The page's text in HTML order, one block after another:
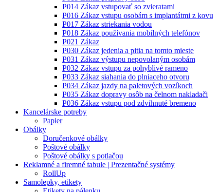
P014 Zákaz vstupovať so zvieratami
P016 Zákaz vstupu osobám s implantátmi z kovu
P017 Zákaz striekania vodou
P018 Zákaz používania mobilných telefónov
P021 Zákaz
P030 Zákaz jedenia a pitia na tomto mieste
P031 Zákaz výstupu nepovolaným osobám
P032 Zákaz vstupu za pohyblivé rameno
P033 Zákaz siahania do plniaceho otvoru
P034 Zákaz jazdy na paletových vozíkoch
P035 Zákaz dopravy osôb na čelnom nakladači
P036 Zákaz vstupu pod zdvihnuté bremeno
Kancelárske potreby
Papier
Obálky
Doručenkové obálky
Poštové obálky
Poštové obálky s potlačou
Reklamné a firemné tabule | Prezentačné systémy
RollUp
Samolepky, etikety